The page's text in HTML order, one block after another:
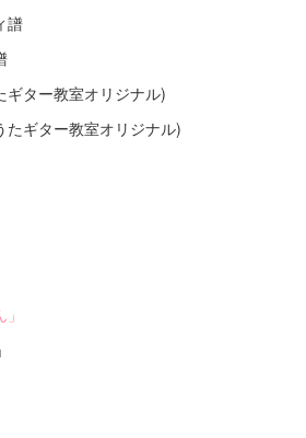
譜
ギター教室オリジナル)
たギター教室オリジナル)